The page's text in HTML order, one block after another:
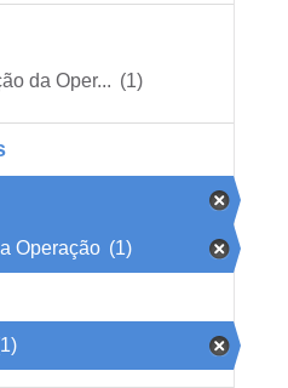
da Oper... (1)
Operação (1)